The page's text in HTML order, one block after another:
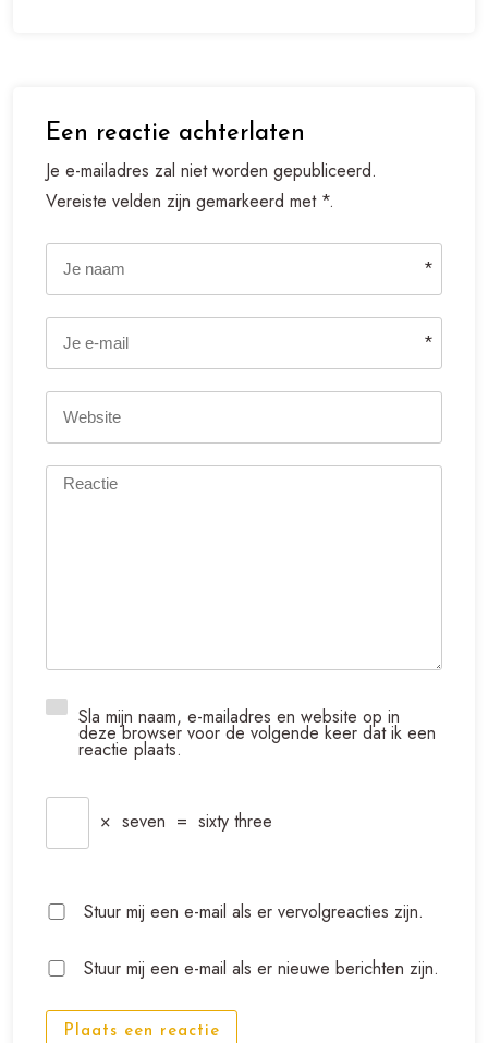
Een reactie achterlaten
Je e-mailadres zal niet worden gepubliceerd.
Vereiste velden zijn gemarkeerd met *.
*
*
Sla mijn naam, e-mailadres en website op in
deze browser voor de volgende keer dat ik een
reactie plaats.
× seven = sixty three
Stuur mij een e-mail als er vervolgreacties zijn.
Stuur mij een e-mail als er nieuwe berichten zijn.
Plaats een reactie